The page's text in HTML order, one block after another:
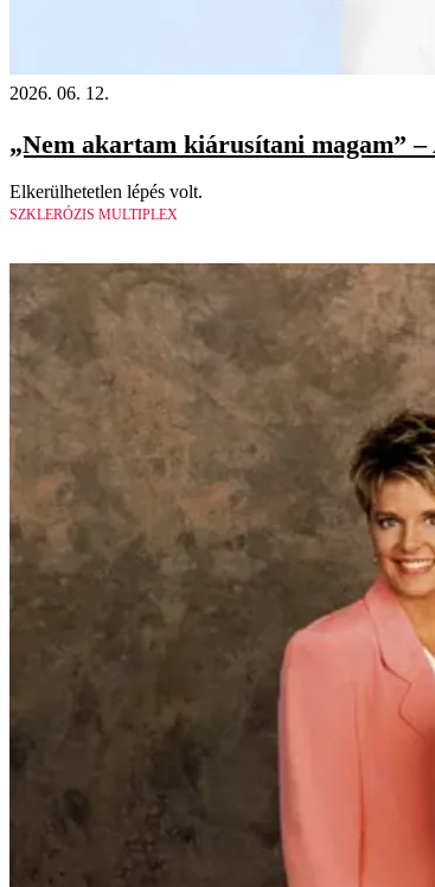
2026. 06. 12.
„Nem akartam kiárusítani magam”
Elkerülhetetlen lépés volt.
SZKLERÓZIS MULTIPLEX